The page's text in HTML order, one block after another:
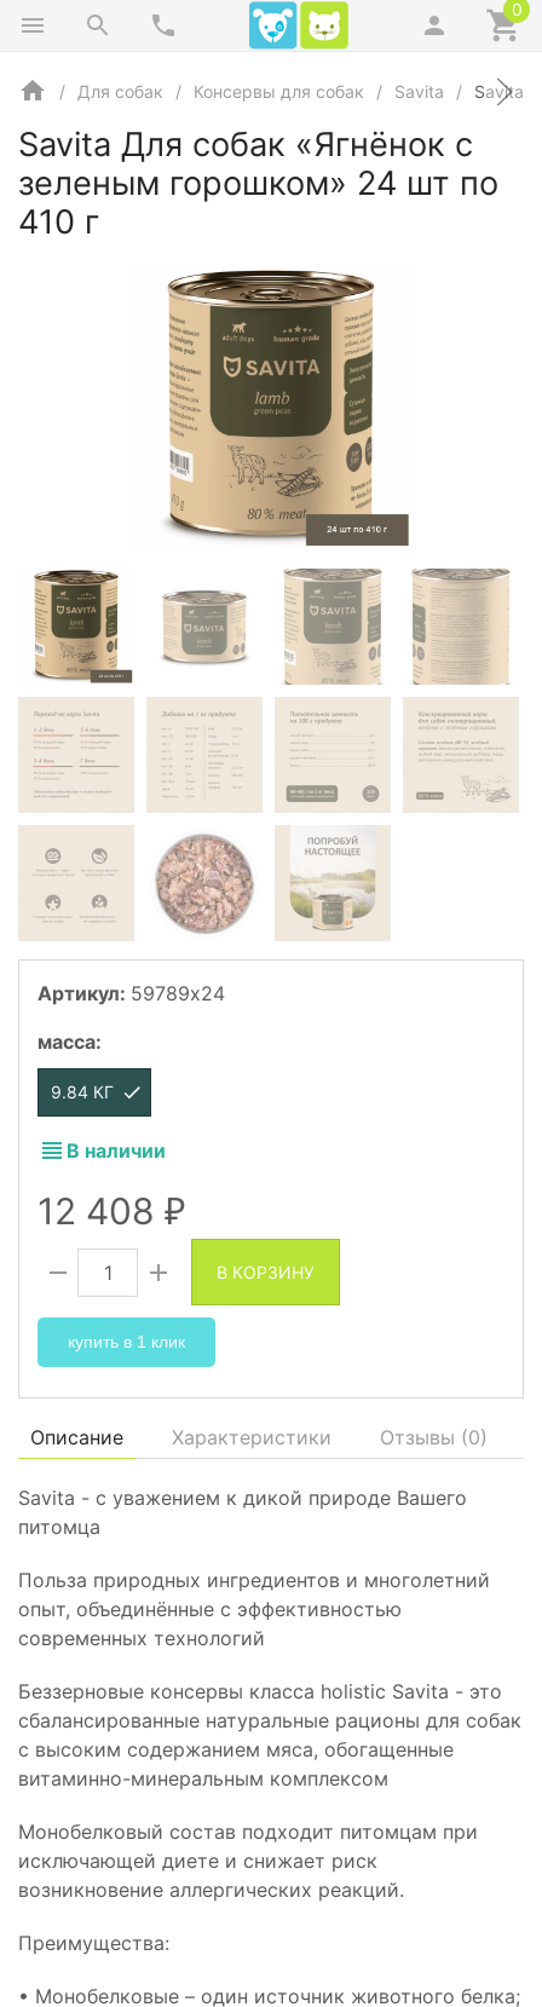
0
Для собак Консервы для собак Savita Savita
Savita Для собак «Ягнёнок с
зеленым горошком» 24 шт по
410 г
Артикул: 59789x24
масса:
9.84 КГ
В наличии
12 408 ₽
В КОРЗИНУ
купить в 1 клик
Описание Характеристики Отзывы (0)
Savita - с уважением к дикой природе Вашего
питомца
Польза природных ингредиентов и многолетний
опыт, объединённые с эффективностью
современных технологий
Беззерновые консервы класса holistic Savita - это
сбалансированные натуральные рационы для собак
с высоким содержанием мяса, обогащенные
витаминно-минеральным комплексом
Монобелковый состав подходит питомцам при
исключающей диете и снижает риск
возникновение аллергических реакций.
Преимущества:
• Монобелковые – один источник животного белка;